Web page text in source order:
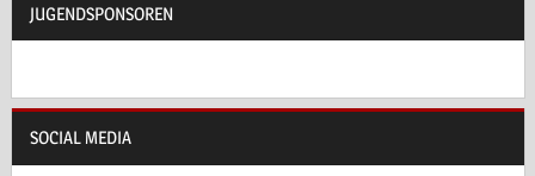
JUGENDSPONSOREN
SOCIAL MEDIA